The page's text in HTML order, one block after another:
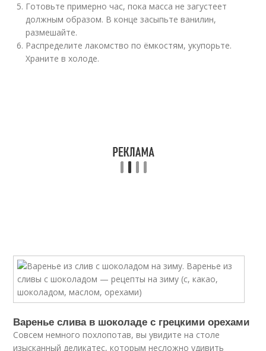
Готовьте примерно час, пока масса не загустеет
должным образом. В конце засыпьте ванилин,
размешайте.
Распределите лакомство по ёмкостям, укупорьте.
Храните в холоде.
Варенье слива в шоколаде с грецкими орехами
Совсем немного похлопотав, вы увидите на столе
изысканный деликатес, которым несложно удивить